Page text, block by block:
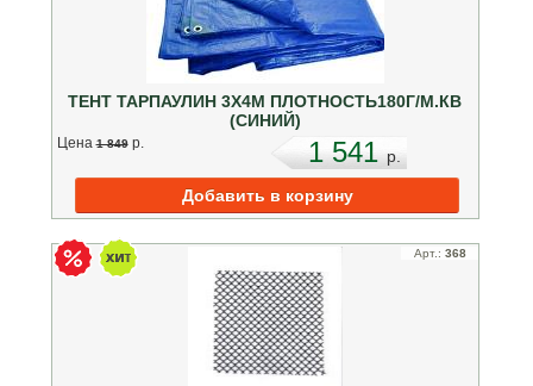
ТЕНТ ТАРПАУЛИН 3Х4М ПЛОТНОСТЬ180Г/М.КВ
(СИНИЙ)
Цена 1 849 p. 1 541p.
Арт.: 368